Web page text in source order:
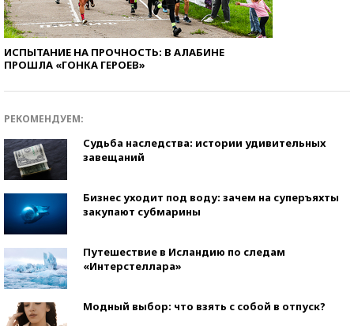
ИСПЫТАНИЕ НА ПРОЧНОСТЬ: В АЛАБИНЕ
ПРОШЛА «ГОНКА ГЕРОЕВ»
РЕКОМЕНДУЕМ:
Судьба наследства: истории удивительных
завещаний
Бизнес уходит под воду: зачем на суперъяхты
закупают субмарины
Путешествие в Исландию по следам
«Интерстеллара»
Модный выбор: что взять с собой в отпуск?